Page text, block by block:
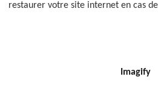
restaurer votre site internet en cas
Imagify